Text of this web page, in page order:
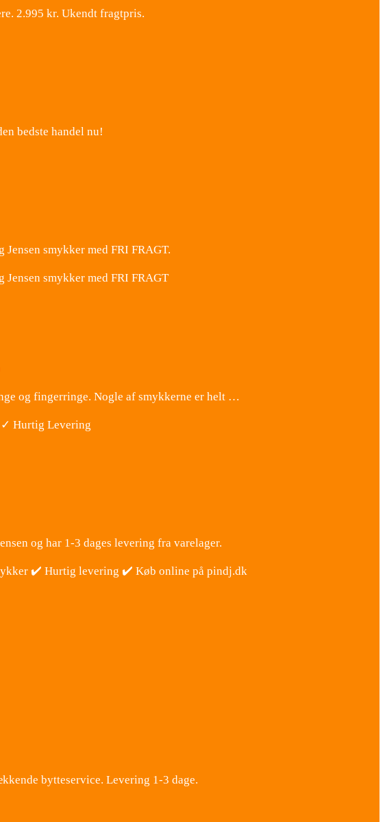
2.995 kr. Ukendt fragtpris.
bedste handel nu!
smykker med FRI FRAGT.
smykker med FRI FRAGT
og fingerringe. Nogle af smykkerne er helt …
✓ Hurtig Levering
og har 1-3 dages levering fra varelager.
✔️ Hurtig levering ✔️ Køb online på pindj.dk
bytteservice. Levering 1-3 dage.